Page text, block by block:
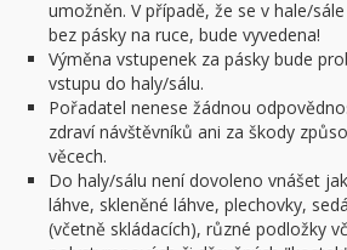
umožněn. V případě, že se v hale/
bez pásky na ruce, bude vyvedena!
Výměna vstupenek za pásky bude
vstupu do haly/sálu.
Pořadatel nenese žádnou
zdraví návštěvníků ani za škody
věcech.
Do haly/sálu není dovoleno vnášet
láhve, skleněné láhve, plechovky,
(včetně skládacích), různé podložky